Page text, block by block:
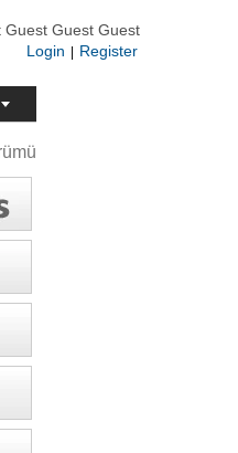
Guest Guest Guest
Login
Register